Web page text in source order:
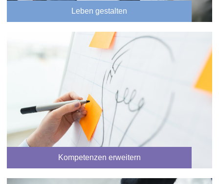
Leben gestalten
Kompetenzen erweitern